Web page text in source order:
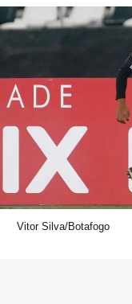
Vitor Silva/Botafogo